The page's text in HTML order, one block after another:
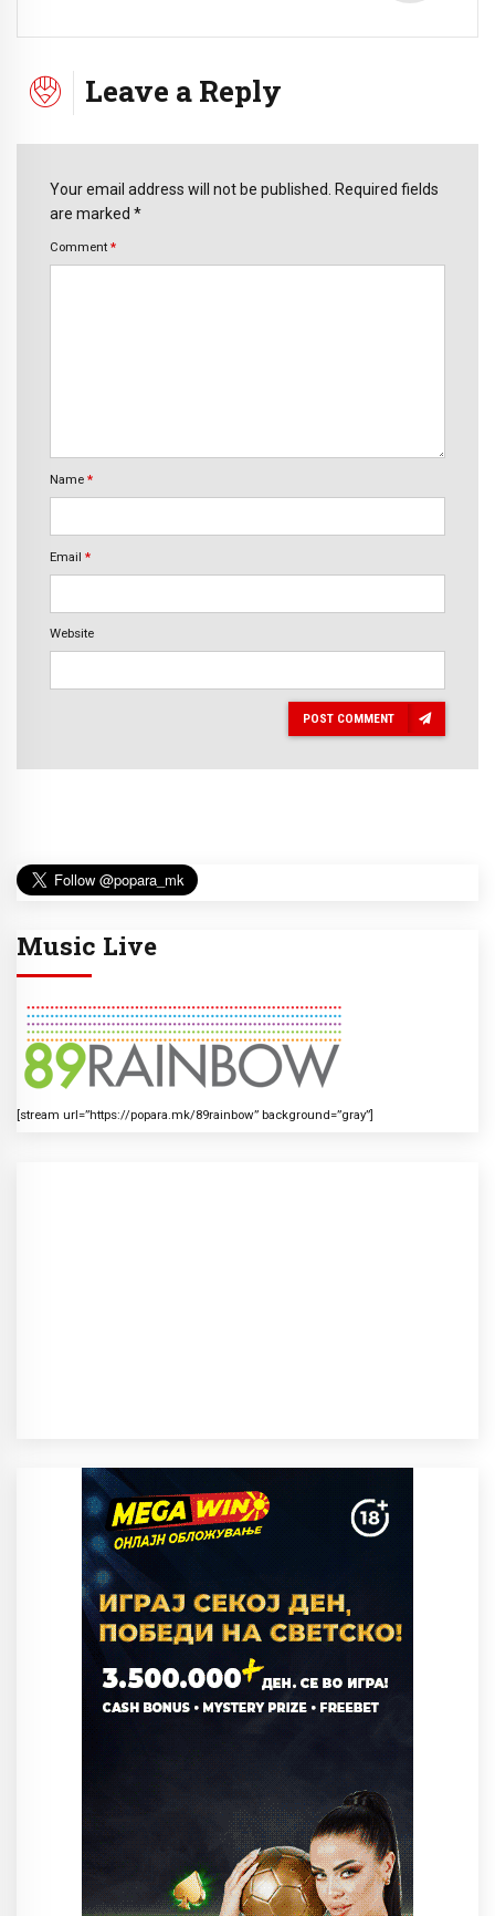
Leave a Reply
Your email address will not be published. Required fields
are marked *
Comment *
Name *
Email *
Website
POST COMMENT
Music Live
[stream url=”https://popara.mk/89rainbow” background=”gray”]